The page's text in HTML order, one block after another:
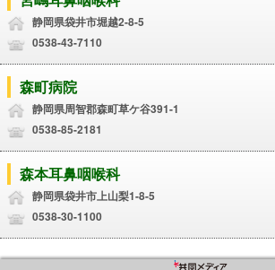
静岡県袋井市堀越2-8-5
0538-43-7110
森町病院
静岡県周智郡森町草ケ谷391-1
0538-85-2181
森本耳鼻咽喉科
静岡県袋井市上山梨1-8-5
0538-30-1100